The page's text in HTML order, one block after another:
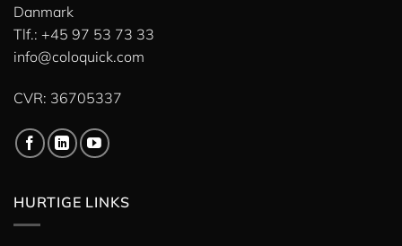
Danmark
Tlf.: +45 97 53 73 33
info@coloquick.com
CVR: 36705337
HURTIGE LINKS